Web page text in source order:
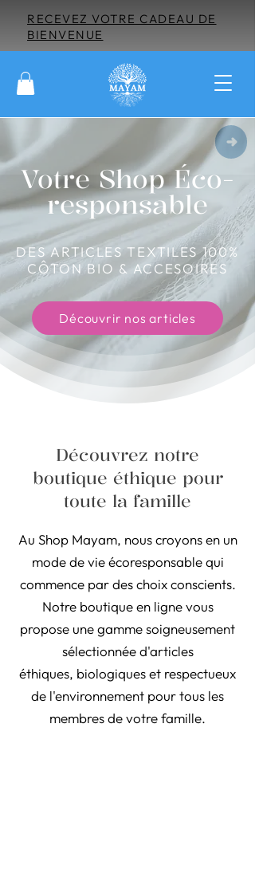
RECEVEZ VOTRE CADEAU DE
BIENVENUE
Votre Shop Éco-
responsable
DES ARTICLES TEXTILES 100%
CÔTON BIO & ACCESOIRES
Découvrir nos articles
Découvrez notre
boutique éthique pour
toute la famille
Au Shop Mayam, nous croyons en un
mode de vie écoresponsable qui
commence par des choix conscients.
Notre boutique en ligne vous
propose une gamme soigneusement
sélectionnée d'articles
éthiques, biologiques et respectueux
de l'environnement pour tous les
membres de votre famille.